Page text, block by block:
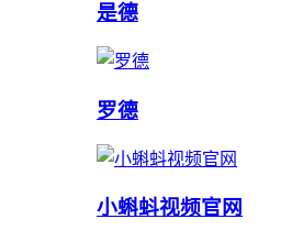
是德
罗德
小蝌蚪视频官网